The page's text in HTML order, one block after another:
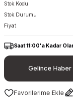
Stok Kodu
Stok Durumu
Fiyat
Saat 11:00'a Kadar
Gelince Haber